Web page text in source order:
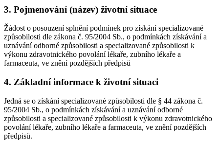
3. Pojmenování (název) životní situace
Žádost o posouzení splnění podmínek pro získání specializované
způsobilosti dle zákona č. 95/2004 Sb., o podmínkách získávání a
uznávání odborné způsobilosti a specializované způsobilosti k
výkonu zdravotnického povolání lékaře, zubního lékaře a
farmaceuta, ve znění pozdějších předpisů
4. Základní informace k životní situaci
Jedná se o získání specializované způsobilosti dle § 44 zákona č.
95/2004 Sb., o podmínkách získávání a uznávání odborné
způsobilosti a specializované způsobilosti k výkonu zdravotnického
povolání lékaře, zubního lékaře a farmaceuta, ve znění pozdějších
předpisů.